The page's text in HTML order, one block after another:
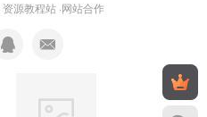
资源教程站 ·网站合作